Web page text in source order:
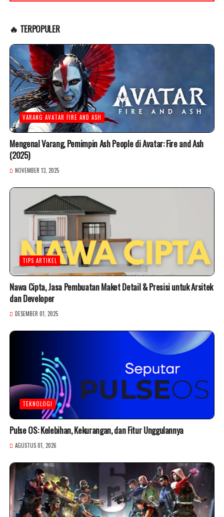
🔥 TERPOPULER
VARANG AVATAR FIRE AND ASH
Mengenal Varang, Pemimpin Ash People di Avatar: Fire and Ash
(2025)
NOVEMBER 13, 2025
TIPS ARTIKEL
Nawa Cipta, Jasa Pembuatan Maket Detail & Presisi untuk Arsitek
dan Developer
DESEMBER 01, 2025
TEKNOLOGI
Pulse OS: Kelebihan, Kekurangan, dan Fitur Unggulannya
AGUSTUS 01, 2026